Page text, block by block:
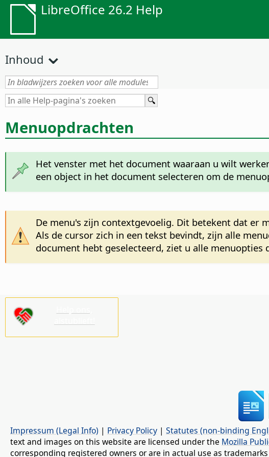
LibreOffice 26.2 Help
Inhoud
Menuopdrachten
Het venster met het document waaraan u wilt
een object in het document selecteren om de
De menu's zijn contextgevoelig. Dit betekent dat er
Als de cursor zich in een tekst bevindt, zijn alle
document hebt geselecteerd, ziet u alle
Impressum (Legal Info) | Privacy Policy | Statutes (non-binding
text and images on this website are licensed under the Mozilla
corresponding registered owners or are in actual use as